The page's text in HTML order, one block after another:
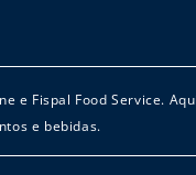
e Fispal Food Service.
e bebidas.